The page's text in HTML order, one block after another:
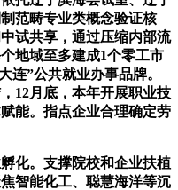
范畴专业类概念验证核
试共享，通过压缩内部流
地域至多建成1个零工市
连”公共就业办事品牌。
12月底，本年开展职业技
能。指点企业合理确定劳
。支撑院校和企业扶植
智能化工、聪慧海洋等沉